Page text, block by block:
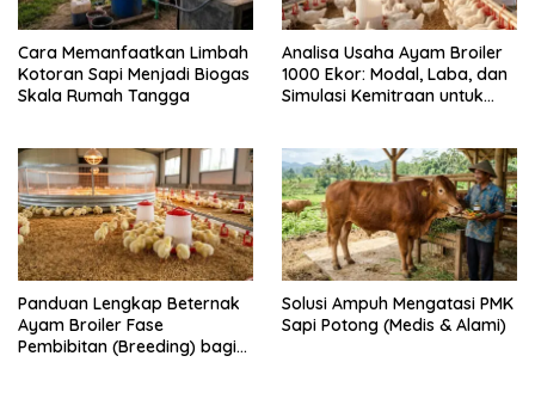
Cara Memanfaatkan Limbah
Kotoran Sapi Menjadi Biogas
Skala Rumah Tangga
Analisa Usaha Ayam Broiler
1000 Ekor: Modal, Laba, dan
Simulasi Kemitraan untuk
Panduan Lengkap Beternak
Ayam Broiler Fase
Pembibitan (Breeding) bagi
Solusi Ampuh Mengatasi PMK
Sapi Potong (Medis & Alami)